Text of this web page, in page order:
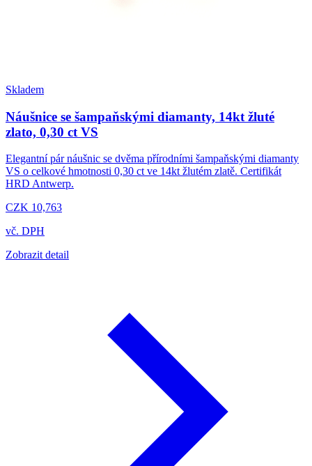
Skladem
Náušnice se šampaňskými diamanty, 14kt žluté
zlato, 0,30 ct VS
Elegantní pár náušnic se dvěma přírodními šampaňskými diamanty
VS o celkové hmotnosti 0,30 ct ve 14kt žlutém zlatě. Certifikát
HRD Antwerp.
CZK 10,763
vč. DPH
Zobrazit detail